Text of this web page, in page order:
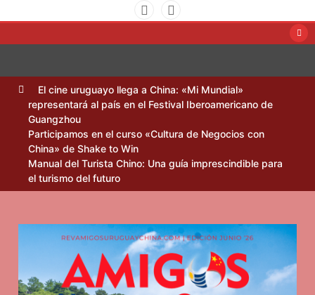
al
contenido
Amigos Uruguay China
El cine uruguayo llega a China: «Mi Mundial»
representará al país en el Festival Iberoamericano de
Guangzhou
Participamos en el curso «Cultura de Negocios con
China» de Shake to Win
Manual del Turista Chino: Una guía imprescindible para
el turismo del futuro